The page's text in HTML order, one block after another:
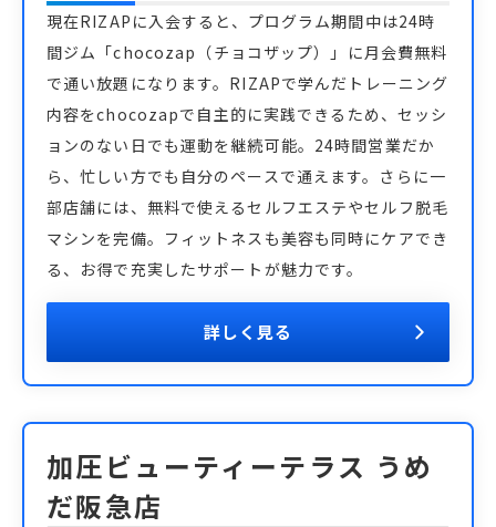
現在RIZAPに入会すると、プログラム期間中は24時
間ジム「chocozap（チョコザップ）」に月会費無料
で通い放題になります。RIZAPで学んだトレーニング
内容をchocozapで自主的に実践できるため、セッシ
ョンのない日でも運動を継続可能。24時間営業だか
ら、忙しい方でも自分のペースで通えます。さらに一
部店舗には、無料で使えるセルフエステやセルフ脱毛
マシンを完備。フィットネスも美容も同時にケアでき
る、お得で充実したサポートが魅力です。
詳しく見る
加圧ビューティーテラス うめ
だ阪急店